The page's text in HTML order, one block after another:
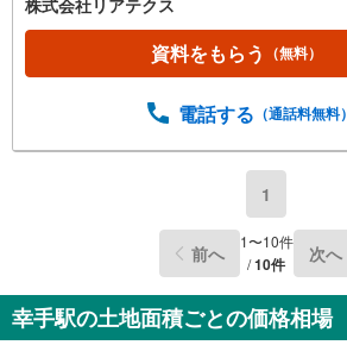
資料をもらう （無料）
電話する （通話料無料）
1
前へ 1〜10件
/10件 次へ
幸手駅の土地面積ごとの価格相場